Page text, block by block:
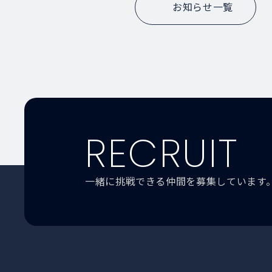
お知らせ一覧
RECRUIT
一緒に挑戦できる仲間を募集しています